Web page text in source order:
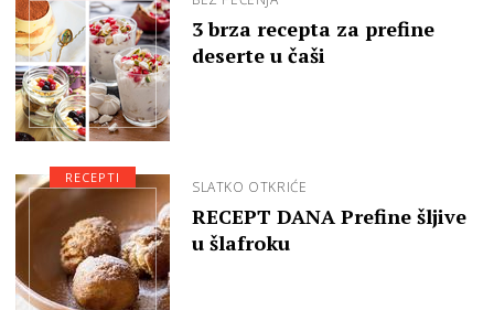
3 brza recepta za prefine
deserte u čaši
SLATKO OTKRIĆE
RECEPT DANA Prefine šljive
u šlafroku
RECEPTI